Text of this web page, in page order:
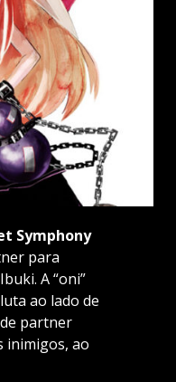
Symphony
para
A “oni”
ao lado de
partner
inimigos, ao